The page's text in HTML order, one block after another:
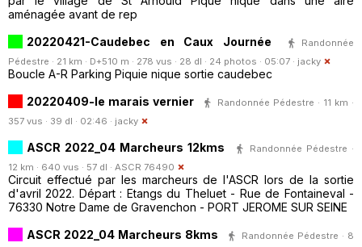
aménagée avant de rep
20220421-Caudebec en Caux Journée
Randonnée
Pédestre · 21 km · D+510 m · 278 vus · 28 dl · 24 photos · 05:07 · jacky
Boucle A-R Parking Piquie nique sortie caudebec
20220409-le marais vernier
Randonnée Pédestre · 11 km ·
357 vus · 39 dl · 02:46 · jacky
ASCR 2022_04 Marcheurs 12kms
Randonnée Pédestre ·
12 km · 640 vus · 57 dl · ASCR 76490
Circuit effectué par les marcheurs de l'ASCR lors de la sortie
d'avril 2022. Départ : Etangs du Theluet - Rue de Fontaineval -
76330 Notre Dame de Gravenchon - PORT JEROME SUR SEINE
ASCR 2022_04 Marcheurs 8kms
Randonnée Pédestre · 8